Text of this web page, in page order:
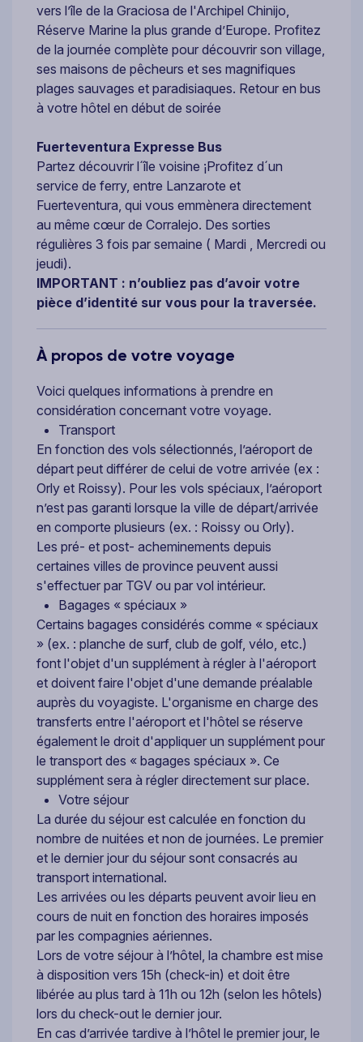
vers l’île de la Graciosa de l'Archipel Chinijo,
Réserve Marine la plus grande d’Europe. Profitez
de la journée complète pour découvrir son village,
ses maisons de pêcheurs et ses magnifiques
plages sauvages et paradisiaques. Retour en bus
à votre hôtel en début de soirée
Fuerteventura Expresse Bus
Partez découvrir l´île voisine ¡Profitez d´un
service de ferry, entre Lanzarote et
Fuerteventura, qui vous emmènera directement
au même cœur de Corralejo. Des sorties
régulières 3 fois par semaine ( Mardi , Mercredi ou
jeudi).
IMPORTANT : n’oubliez pas d’avoir votre
pièce d’identité sur vous pour la traversée.
À propos de votre voyage
Voici quelques informations à prendre en
considération concernant votre voyage.
Transport
En fonction des vols sélectionnés, l’aéroport de
départ peut différer de celui de votre arrivée (ex :
Orly et Roissy). Pour les vols spéciaux, l’aéroport
n’est pas garanti lorsque la ville de départ/arrivée
en comporte plusieurs (ex. : Roissy ou Orly).
Les pré- et post- acheminements depuis
certaines villes de province peuvent aussi
s'effectuer par TGV ou par vol intérieur.
Bagages « spéciaux »
Certains bagages considérés comme « spéciaux
» (ex. : planche de surf, club de golf, vélo, etc.)
font l'objet d'un supplément à régler à l'aéroport
et doivent faire l'objet d'une demande préalable
auprès du voyagiste. L'organisme en charge des
transferts entre l'aéroport et l'hôtel se réserve
également le droit d'appliquer un supplément pour
le transport des « bagages spéciaux ». Ce
supplément sera à régler directement sur place.
Votre séjour
La durée du séjour est calculée en fonction du
nombre de nuitées et non de journées. Le premier
et le dernier jour du séjour sont consacrés au
transport international.
Les arrivées ou les départs peuvent avoir lieu en
cours de nuit en fonction des horaires imposés
par les compagnies aériennes.
Lors de votre séjour à l’hôtel, la chambre est mise
à disposition vers 15h (check-in) et doit être
libérée au plus tard à 11h ou 12h (selon les hôtels)
lors du check-out le dernier jour.
En cas d’arrivée tardive à l’hôtel le premier jour, le